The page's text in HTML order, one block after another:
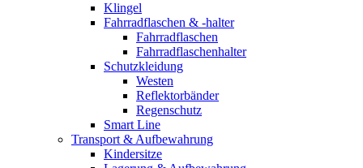
Klingel
Fahrradflaschen & -halter
Fahrradflaschen
Fahrradflaschenhalter
Schutzkleidung
Westen
Reflektorbänder
Regenschutz
Smart Line
Transport & Aufbewahrung
Kindersitze